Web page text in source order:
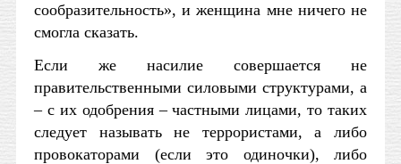
сообразительность», и женщина мне ничего не
смогла сказать.
Если же насилие совершается не
правительственными силовыми структурами, а
– с их одобрения – частными лицами, то таких
следует называть не террористами, а либо
провокаторами (если это одиночки), либо